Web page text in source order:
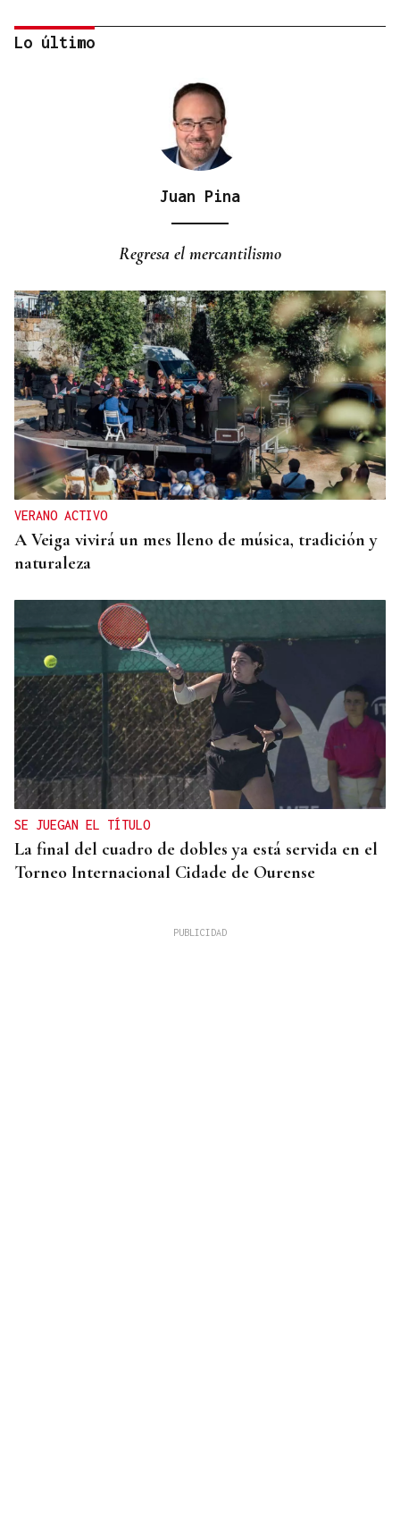
fútbol infantil de A Milagrosa?
Lo último
Juan Pina
Regresa el mercantilismo
VERANO ACTIVO
A Veiga vivirá un mes lleno de música, tradición y
naturaleza
SE JUEGAN EL TÍTULO
La final del cuadro de dobles ya está servida en el
Torneo Internacional Cidade de Ourense